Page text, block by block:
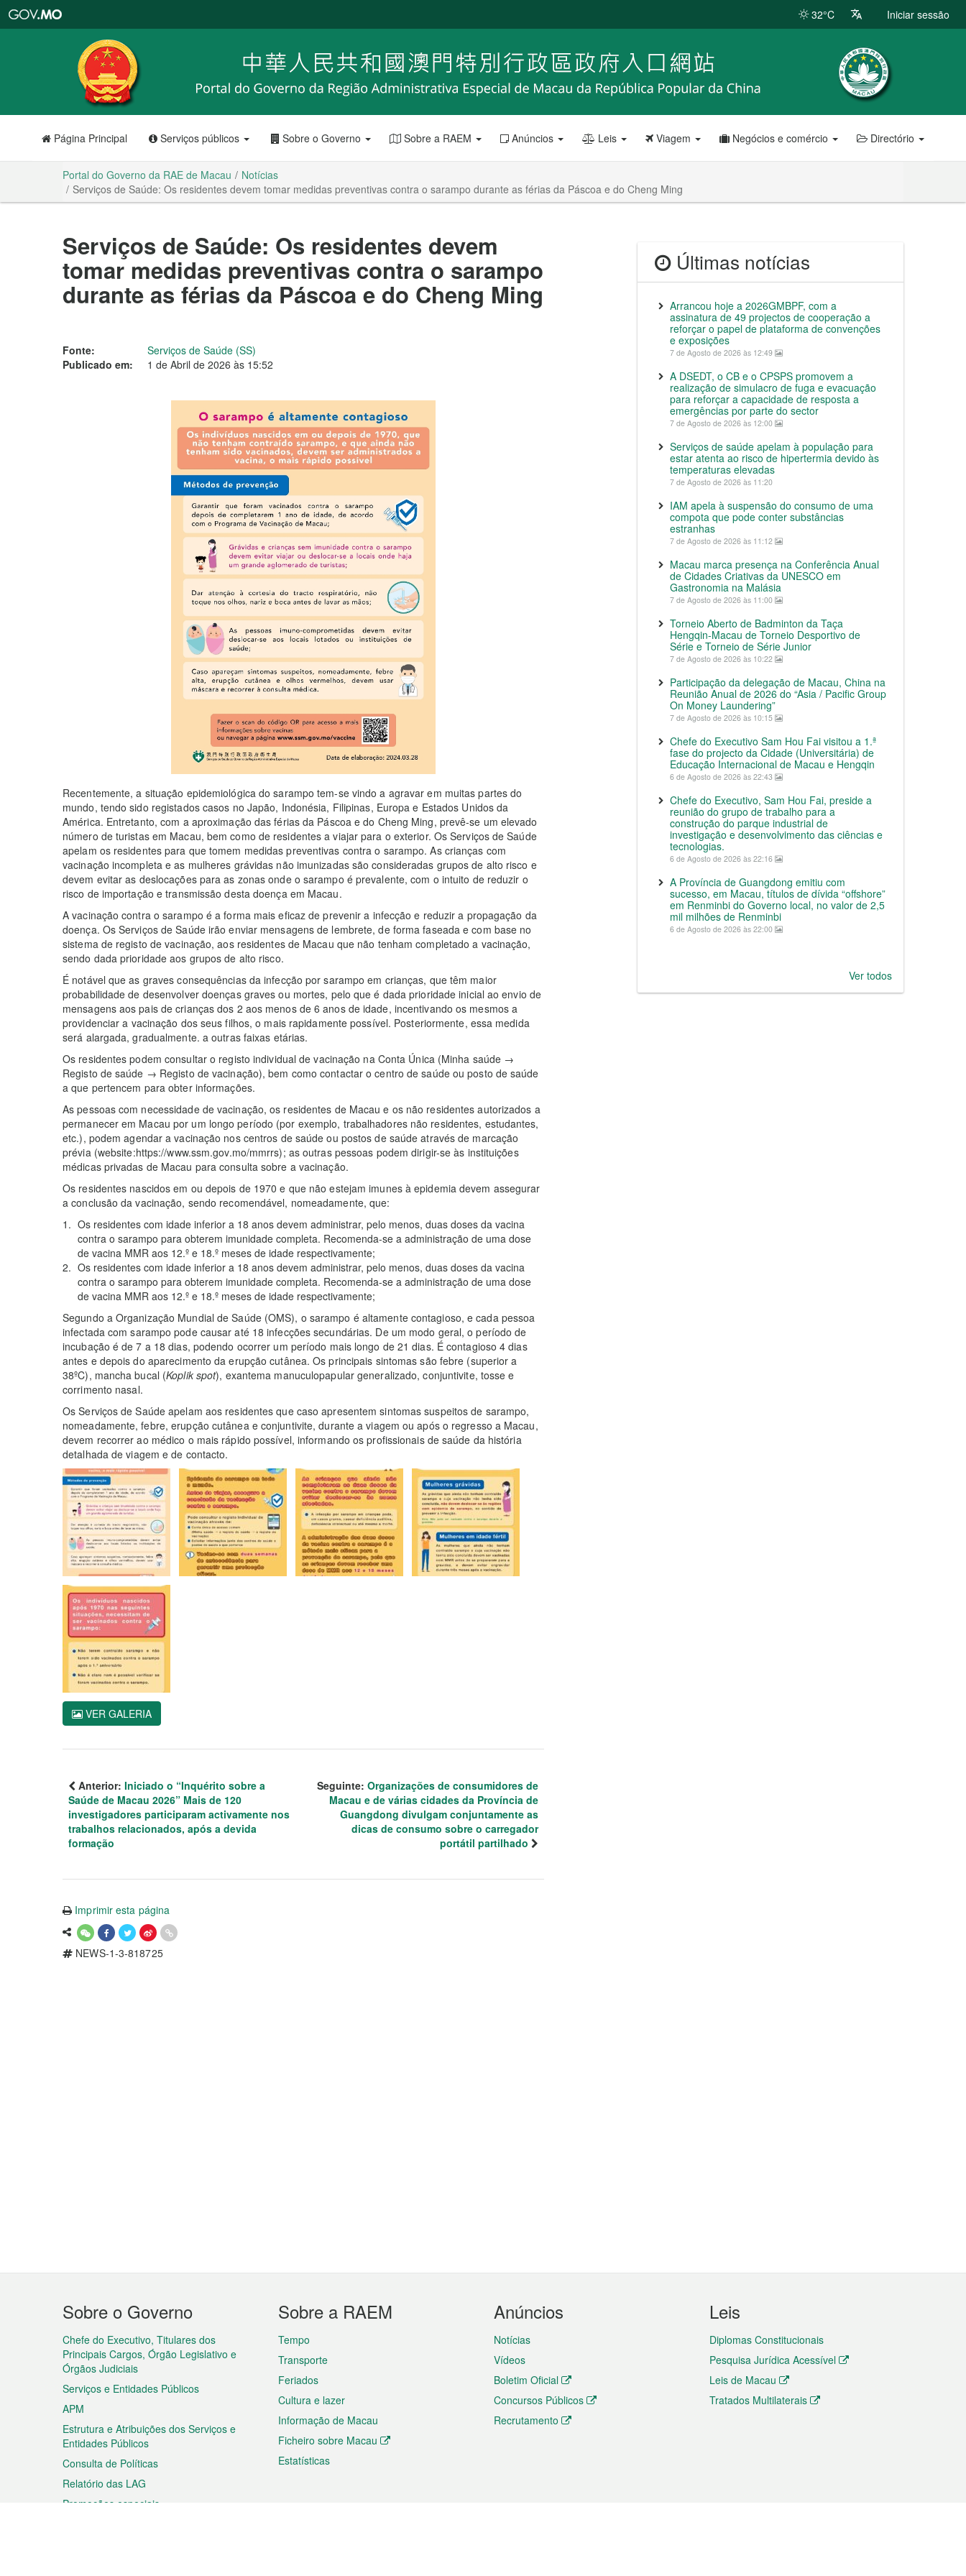
RAE
de
Macau
32°C Iniciar sessão
Página Principal Serviços públicos Sobre o Governo Sobre a RAEM Anúncios Leis Viagem Negócios e comércio Directório
Portal do Governo da RAE de Macau
Notícias
Serviços de Saúde: Os residentes devem tomar medidas preventivas contra o sarampo durante as férias da Páscoa e do Cheng Ming
Serviços de Saúde: Os residentes devem
tomar medidas preventivas contra o sarampo
durante as férias da Páscoa e do Cheng Ming
Fonte:
Serviços de Saúde (SS)
Publicado em:
1 de Abril de 2026 às 15:52
Recentemente, a situação epidemiológica do sarampo tem-se vindo a agravar em muitas partes do
mundo, tendo sido registados casos no Japão, Indonésia, Filipinas, Europa e Estados Unidos da
América. Entretanto, com a aproximação das férias da Páscoa e do Cheng Ming, prevê-se um elevado
número de turistas em Macau, bem como de residentes a viajar para o exterior. Os Serviços de Saúde
apelam os residentes para que tomem medidas preventivas contra o sarampo. As crianças com
vacinação incompleta e as mulheres grávidas não imunizadas são consideradas grupos de alto risco e
devem evitar as deslocações para as zonas onde o sarampo é prevalente, com o intuito de reduzir o
risco de importação e transmissão desta doença em Macau.
A vacinação contra o sarampo é a forma mais eficaz de prevenir a infecção e reduzir a propagação da
doença. Os Serviços de Saúde irão enviar mensagens de lembrete, de forma faseada e com base no
sistema de registo de vacinação, aos residentes de Macau que não tenham completado a vacinação,
sendo dada prioridade aos grupos de alto risco.
É notável que as graves consequências da infecção por sarampo em crianças, que têm maior
probabilidade de desenvolver doenças graves ou mortes, pelo que é dada prioridade inicial ao envio de
mensagens aos pais de crianças dos 2 aos menos de 6 anos de idade, incentivando os mesmos a
providenciar a vacinação dos seus filhos, o mais rapidamente possível. Posteriormente, essa medida
será alargada, gradualmente. a outras faixas etárias.
Os residentes podem consultar o registo individual de vacinação na Conta Única (Minha saúde →
Registo de saúde → Registo de vacinação), bem como contactar o centro de saúde ou posto de saúde
a que pertencem para obter informações.
As pessoas com necessidade de vacinação, os residentes de Macau e os não residentes autorizados a
permanecer em Macau por um longo período (por exemplo, trabalhadores não residentes, estudantes,
etc.), podem agendar a vacinação nos centros de saúde ou postos de saúde através de marcação
prévia (website:https://www.ssm.gov.mo/mmrrs); as outras pessoas podem dirigir-se às instituições
médicas privadas de Macau para consulta sobre a vacinação.
Os residentes nascidos em ou depois de 1970 e que não estejam imunes à epidemia devem assegurar
a conclusão da vacinação, sendo recomendável, nomeadamente, que:
Os residentes com idade inferior a 18 anos devem administrar, pelo menos, duas doses da vacina
contra o sarampo para obterem imunidade completa. Recomenda-se a administração de uma dose
de vacina MMR aos 12.º e 18.º meses de idade respectivamente;
Os residentes com idade inferior a 18 anos devem administrar, pelo menos, duas doses da vacina
contra o sarampo para obterem imunidade completa. Recomenda-se a administração de uma dose
de vacina MMR aos 12.º e 18.º meses de idade respectivamente;
Segundo a Organização Mundial de Saúde (OMS), o sarampo é altamente contagioso, e cada pessoa
infectada com sarampo pode causar até 18 infecções secundárias. De um modo geral, o período de
incubação é de 7 a 18 dias, podendo ocorrer um período mais longo de 21 dias. É contagioso 4 dias
antes e depois do aparecimento da erupção cutânea. Os principais sintomas são febre (superior a
38ºC), mancha bucal (Koplik spot), exantema manuculopapular generalizado, conjuntivite, tosse e
corrimento nasal.
Os Serviços de Saúde apelam aos residentes que caso apresentem sintomas suspeitos de sarampo,
nomeadamente, febre, erupção cutânea e conjuntivite, durante a viagem ou após o regresso a Macau,
devem recorrer ao médico o mais rápido possível, informando os profissionais de saúde da história
detalhada de viagem e de contacto.
VER GALERIA
Anterior: Iniciado o “Inquérito sobre a
Saúde de Macau 2026” Mais de 120
investigadores participaram activamente nos
trabalhos relacionados, após a devida
formação
Seguinte: Organizações de consumidores de
Macau e de várias cidades da Província de
Guangdong divulgam conjuntamente as
dicas de consumo sobre o carregador
portátil partilhado
Imprimir esta página
NEWS-1-3-818725
Últimas notícias
Arrancou hoje a 2026GMBPF, com a
assinatura de 49 projectos de cooperação a
reforçar o papel de plataforma de convenções
e exposições
7 de Agosto de 2026 às 12:49
A DSEDT, o CB e o CPSPS promovem a
realização de simulacro de fuga e evacuação
para reforçar a capacidade de resposta a
emergências por parte do sector
7 de Agosto de 2026 às 12:00
Serviços de saúde apelam à população para
estar atenta ao risco de hipertermia devido às
temperaturas elevadas
7 de Agosto de 2026 às 11:20
IAM apela à suspensão do consumo de uma
compota que pode conter substâncias
estranhas
7 de Agosto de 2026 às 11:12
Macau marca presença na Conferência Anual
de Cidades Criativas da UNESCO em
Gastronomia na Malásia
7 de Agosto de 2026 às 11:00
Torneio Aberto de Badminton da Taça
Hengqin-Macau de Torneio Desportivo de
Série e Torneio de Série Junior
7 de Agosto de 2026 às 10:22
Participação da delegação de Macau, China na
Reunião Anual de 2026 do “Asia / Pacific Group
On Money Laundering”
7 de Agosto de 2026 às 10:15
Chefe do Executivo Sam Hou Fai visitou a 1.ª
fase do projecto da Cidade (Universitária) de
Educação Internacional de Macau e Hengqin
6 de Agosto de 2026 às 22:43
Chefe do Executivo, Sam Hou Fai, preside a
reunião do grupo de trabalho para a
construção do parque industrial de
investigação e desenvolvimento das ciências e
tecnologias.
6 de Agosto de 2026 às 22:16
A Província de Guangdong emitiu com
sucesso, em Macau, títulos de dívida “offshore”
em Renminbi do Governo local, no valor de 2,5
mil milhões de Renminbi
6 de Agosto de 2026 às 22:00
Ver todos
Menu
do
rodapé
Sobre o Governo
Chefe do Executivo, Titulares dos
Principais Cargos, Órgão Legislativo e
Órgãos Judiciais
Serviços e Entidades Públicos
APM
Estrutura e Atribuições dos Serviços e
Entidades Públicos
Consulta de Políticas
Relatório das LAG
Promoções especiais
Sobre a RAEM
Tempo
Transporte
Feriados
Cultura e lazer
Informação de Macau
Ficheiro sobre Macau
Estatísticas
Anúncios
Notícias
Vídeos
Boletim Oficial
Concursos Públicos
Recrutamento
Leis
Diplomas Constitucionais
Pesquisa Jurídica Acessível
Leis de Macau
Tratados Multilaterais